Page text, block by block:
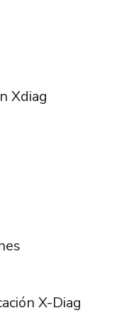
Xdiag
X-Diag